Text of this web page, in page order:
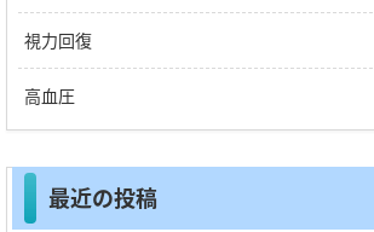
視力回復
高血圧
最近の投稿